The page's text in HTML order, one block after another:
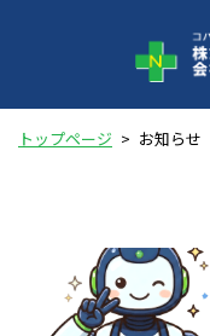
トップページ > お知らせ